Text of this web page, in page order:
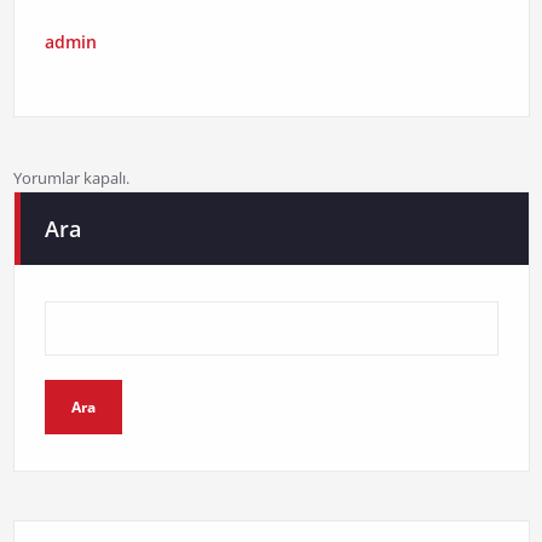
admin
Yorumlar kapalı.
Ara
Ara